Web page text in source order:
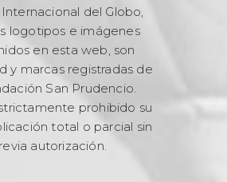
del Globo,
logotipos e imágenes
en esta web, son
y marcas registradas de
San Prudencio.
prohibido su
total o parcial sin
autorización.